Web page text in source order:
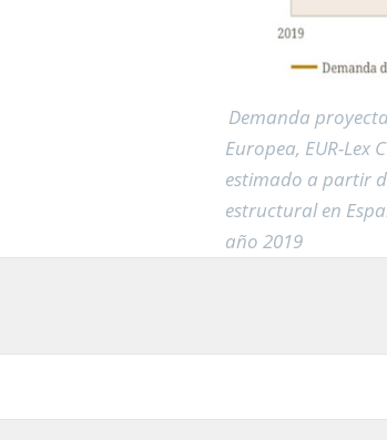
Demanda
Europea, EUR-
estimado a partir
estructural en
año 2019